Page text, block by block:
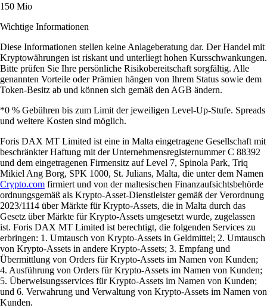
150 Mio
Wichtige Informationen
Diese Informationen stellen keine Anlageberatung dar. Der Handel mit
Kryptowährungen ist riskant und unterliegt hohen Kursschwankungen.
Bitte prüfen Sie Ihre persönliche Risikobereitschaft sorgfältig. Alle
genannten Vorteile oder Prämien hängen von Ihrem Status sowie dem
Token-Besitz ab und können sich gemäß den AGB ändern.
*0 % Gebühren bis zum Limit der jeweiligen Level-Up-Stufe. Spreads
und weitere Kosten sind möglich.
Foris DAX MT Limited ist eine in Malta eingetragene Gesellschaft mit
beschränkter Haftung mit der Unternehmensregisternummer C 88392
und dem eingetragenen Firmensitz auf Level 7, Spinola Park, Triq
Mikiel Ang Borg, SPK 1000, St. Julians, Malta, die unter dem Namen
Crypto.com firmiert und von der maltesischen Finanzaufsichtsbehörde
ordnungsgemäß als Krypto-Asset-Dienstleister gemäß der Verordnung
2023/1114 über Märkte für Krypto-Assets, die in Malta durch das
Gesetz über Märkte für Krypto-Assets umgesetzt wurde, zugelassen
ist. Foris DAX MT Limited ist berechtigt, die folgenden Services zu
erbringen: 1. Umtausch von Krypto-Assets in Geldmittel; 2. Umtausch
von Krypto-Assets in andere Krypto-Assets; 3. Empfang und
Übermittlung von Orders für Krypto-Assets im Namen von Kunden;
4. Ausführung von Orders für Krypto-Assets im Namen von Kunden;
5. Überweisungsservices für Krypto-Assets im Namen von Kunden;
und 6. Verwahrung und Verwaltung von Krypto-Assets im Namen von
Kunden.